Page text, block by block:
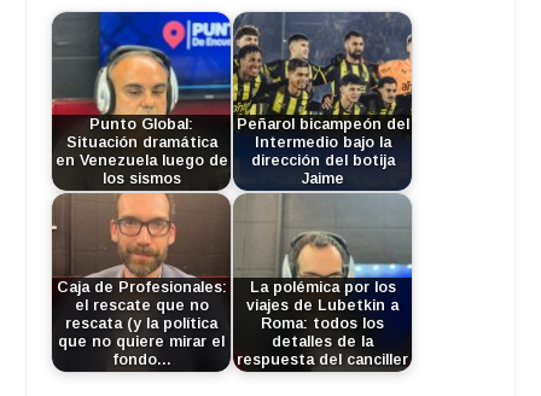
Punto Global:
Situación dramática
en Venezuela luego de
los sismos
Peñarol bicampeón del
Intermedio bajo la
dirección del botija
Jaime
Caja de Profesionales:
el rescate que no
rescata (y la política
que no quiere mirar el
fondo…
La polémica por los
viajes de Lubetkin a
Roma: todos los
detalles de la
respuesta del canciller